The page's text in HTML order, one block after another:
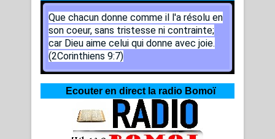
Que chacun donne comme il l'a résolu en
son coeur, sans tristesse ni contrainte;
car Dieu aime celui qui donne avec joie.
(2Corinthiens 9:7)
Ecouter en direct la radio Bomoï